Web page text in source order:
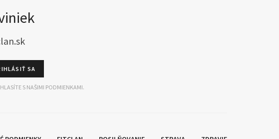
SA
S NAŠIMI PODMIENKAMI.